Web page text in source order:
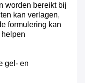
worden bereikt bij
kan verlagen,
formulering kan
gel- en